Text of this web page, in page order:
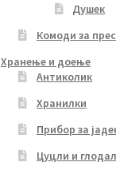
Душек
Комоди за
Хранење и доење
Антиколик
Хранилки
Прибор за
Цуцли и